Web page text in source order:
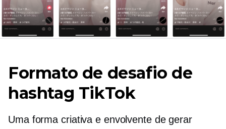
Formato de desafio de
hashtag TikTok
Uma forma criativa e envolvente de gerar